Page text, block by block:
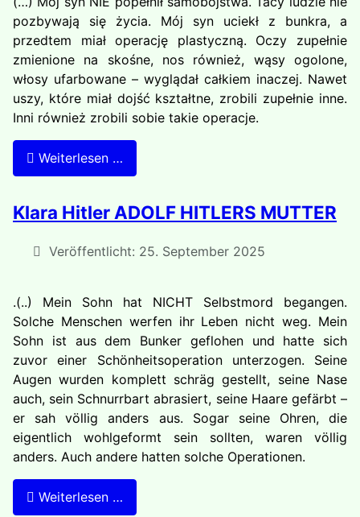
pozbywają się życia. Mój syn uciekł z bunkra, a
przedtem miał operację plastyczną. Oczy zupełnie
zmienione na skośne, nos również, wąsy ogolone,
włosy ufarbowane – wyglądał całkiem inaczej. Nawet
uszy, które miał dojść kształtne, zrobili zupełnie inne.
Inni również zrobili sobie takie operacje.
Weiterlesen …
Klara Hitler ADOLF HITLERS MUTTER
Veröffentlicht: 25. September 2025
.(..) Mein Sohn hat NICHT Selbstmord begangen.
Solche Menschen werfen ihr Leben nicht weg. Mein
Sohn ist aus dem Bunker geflohen und hatte sich
zuvor einer Schönheitsoperation unterzogen. Seine
Augen wurden komplett schräg gestellt, seine Nase
auch, sein Schnurrbart abrasiert, seine Haare gefärbt –
er sah völlig anders aus. Sogar seine Ohren, die
eigentlich wohlgeformt sein sollten, waren völlig
anders. Auch andere hatten solche Operationen.
Weiterlesen …